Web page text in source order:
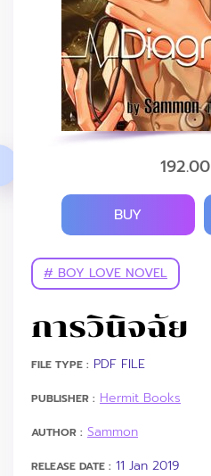
192.00
BUY
# BOY LOVE NOVEL
การวินิจฉัย
FILE TYPE : PDF FILE
PUBLISHER : Hermit Books
AUTHOR : Sammon
RELEASE DATE : 11 Jan 2019